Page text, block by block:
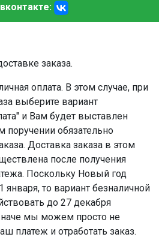
заказа.
оплата. В этом случае, при
выберите вариант
и Вам будет выставлен
поручении обязательно
Доставка заказа в этом
после получения
Поскольку Новый год
января, то вариант безналичной
до 27 декабря
мы можем просто не
платеж и отработать заказ.